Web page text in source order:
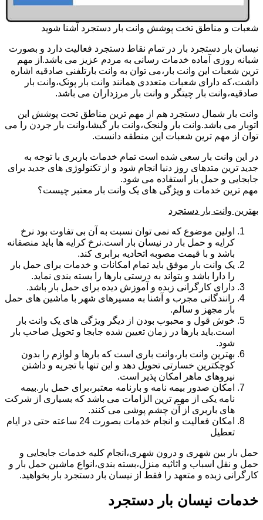
شعبات و مناطق تخت پوشش وانت بار دستجرد آشنا شوید
نیسان بار دستجرد بار در تمام نقاط دستجرد فعالیت دارد و بصورت
شبانه روزی آماده خدمات رسانی به مردم عزیز می باشد.از مهم
ترین شعبات این وانت بار،می توان به وانت بارتلفنی صادقیه اشاره
داشت،که دارای شعبات متعددی همانند وانت بار پونک،وانت بار
صادقیه،وانت بار چیتگر و وانت بار مرزداران می باشد.
وانت بار شمال دستجرد هم از مهم ترین مناطق تحت پوشش این
اتوبار می باشد.وانت بار ولنجک،وانت بار گیشا،وانت بار جردن را می
توان از مهم ترین شعبات این منطقه دانست.
در این وانت بار سعی شده است تمام خدمات باربری با توجه به
جدید ترین متدهای روز دنیا انجام شود و از تکنولوژی های جدید برای
جابجایی و حمل بار استفاده می شود.
مهم ترین خدمات و ویژگی های یک وانت بار معتبر چیست؟
بهترین وانت بار دستجرد
اولین موضوع که نمی توان نسبت به آن بی تفاوت بود نرخ
کرایه و حمل بار در نیسان بار است.نرخ کرایه ها باید منصفانه
باشد و با قیمت مصوبه اتحادیه برابری کند.
یک وانت بار موفق باید تمام امکانات و خدمات برای حمل بار
را دارا باشد و بتواند به درستی بارها را بسته بندی نماید.
دارای کارگرانی زبده و آموزش دیده برای حمل بار باشد.
رانندگانی مجرب و آشنا به مسیرهای شهر با ماشین های حمل
بار مجهز و سالم.
خوش قول و محبوب بودن از دیگر ویژگی های یک وانت بار
است.باید بارها در زمان تعیین شده جابجا و تحویل صاحب بار
شود.
بهترین وانت بار،وانت باری است که بارها و لوازم را بدون
کوچکترین خسارتی تحویل دهد و این تنها با تجربه و داشتن
نیروهای ماهر امکان پذیر است.
امکان صدور بیمه نامه و بارنامه معتبر،برای حمل بار.بیمه
نامه یکی از مهم ترین الزامات می باشد که بسیاری از شرکت
های باربری از آن چشم پوشی می کنند.
امکان فعالیت و انجام خدمات بصورت 24 ساعته حتی در ایام
تعطیل
حمل بار بین شهری و درون شهری،انجام کلیه خدمات جابجایی و
حمل و نقل اسباب و اثاثیه منزل،بسته بندی،انواع ماشین حمل بار و
کارگرانی زبده و متعهد را فقط از نیسان بار دستجرد بار بخواهید.
خدمات نیسان بار دستجرد